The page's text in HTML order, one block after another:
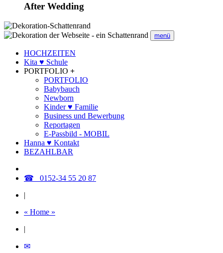
After Wedding
menü
HOCHZEITEN
Kita ♥ Schule
PORTFOLIO +
PORTFOLIO
Babybauch
Newborn
Kinder ♥ Familie
Business und Bewerbung
Reportagen
E-Passbild - MOBIL
Hanna ♥ Kontakt
BEZAHLBAR
☎ 0152-34 55 20 87
|
« Home »
|
✉